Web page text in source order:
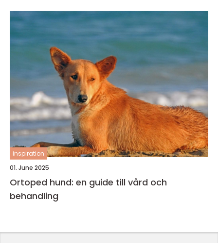
inspiration
01. June 2025
Ortoped hund: en guide till vård och
behandling